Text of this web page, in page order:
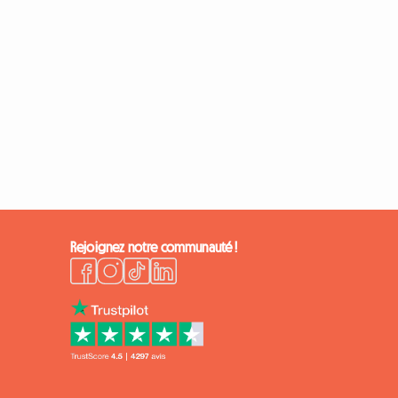
Rejoignez notre communauté !